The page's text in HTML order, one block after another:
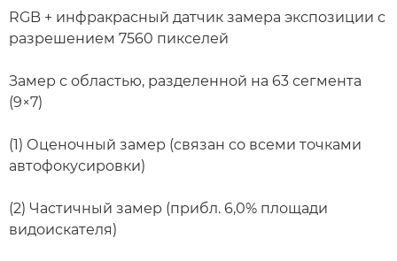
RGB + инфракрасный датчик замера экспозиции с
разрешением 7560 пикселей
Замер с областью, разделенной на 63 сегмента
(9×7)
(1) Оценочный замер (связан со всеми точками
автофокусировки)
(2) Частичный замер (прибл. 6,0% площади
видоискателя)